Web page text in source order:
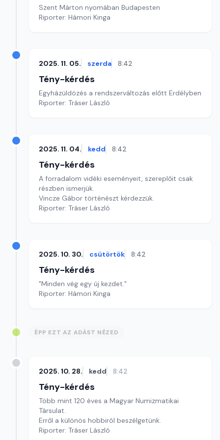
Szent Márton nyomában Budapesten
Riporter: Hámori Kinga
2025. 11. 05. szerda 8:42
Tény-kérdés
Egyházüldözés a rendszerváltozás előtt Erdélyben
Riporter: Tráser László
2025. 11. 04. kedd 8:42
Tény-kérdés
A forradalom vidéki eseményeit, szereplőit csak
részben ismerjük.
Vincze Gábor történészt kérdezzük.
Riporter: Tráser László
2025. 10. 30. csütörtök 8:42
Tény-kérdés
"Minden vég egy új kezdet."
Riporter: Hámori Kinga
ÉPP EZT AZ ADÁST NÉZED
2025. 10. 28. kedd 8:42
Tény-kérdés
Több mint 120 éves a Magyar Numizmatikai
Társulat.
Erről a különös hobbiról beszélgetünk.
Riporter: Tráser László